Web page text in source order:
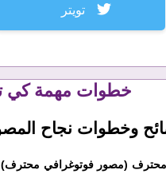
تويتر
خطوات مهمة كي
وخطوات نجاح
(مصور فوتوغرافي محترف)